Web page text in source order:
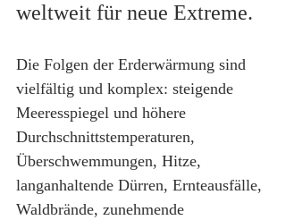
weltweit für neue Extreme.
Die Folgen der Erderwärmung sind
vielfältig und komplex: steigende
Meeresspiegel und höhere
Durchschnittstemperaturen,
Überschwemmungen, Hitze,
langanhaltende Dürren, Ernteausfälle,
Waldbrände, zunehmende